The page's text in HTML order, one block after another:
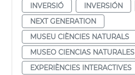
INVERSIÓ
INVERSIÓN
NEXT GENERATION
MUSEU CIÈNCIES NATURALS
MUSEO CIENCIAS NATURALES
EXPERIÈNCIES INTERACTIVES